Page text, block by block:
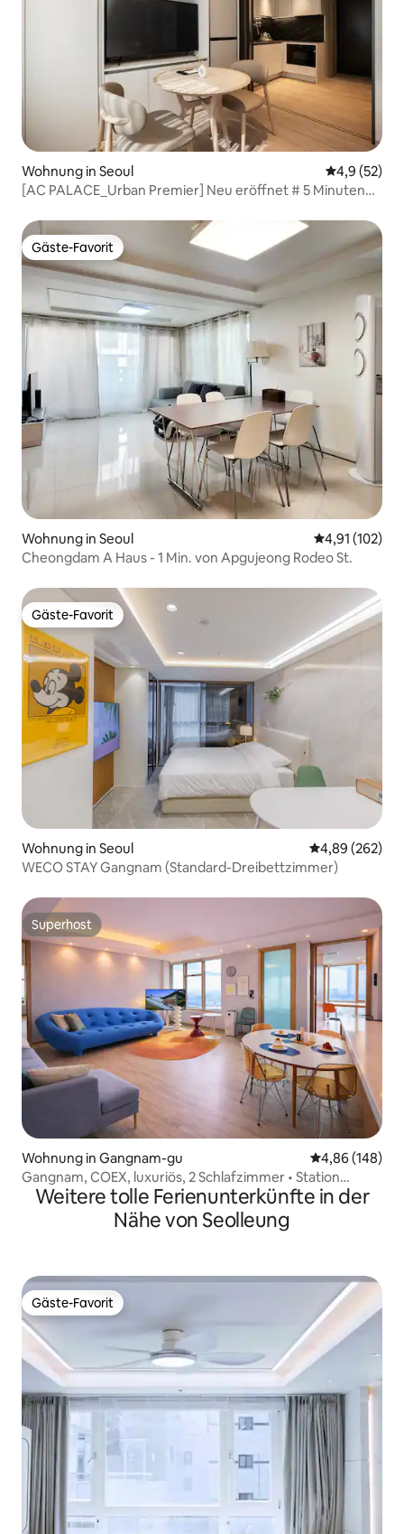
Wohnung in Seoul
4,9 (52)
[AC PALACE_Urban Premier] Neu eröffnet # 5 Minuten
Gangnam
Gäste-Favorit
Gäste-Favorit
Wohnung in Seoul
4,91 (102)
Cheongdam A Haus - 1 Min. von Apgujeong Rodeo St.
Gäste-Favorit
Gäste-Favorit
Wohnung in Seoul
4,89 (262)
WECO STAY Gangnam (Standard-Dreibettzimmer)
Superhost
Superhost
Wohnung in Gangnam-gu
4,86 (148)
Gangnam, COEX, luxuriös, 2 Schlafzimmer • Station
Bongeunsa 1 Min.
Weitere tolle Ferienunterkünfte in der
Nähe von Seolleung
Gäste-Favorit
Gäste-Favorit